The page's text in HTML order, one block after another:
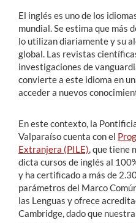
English
El inglés es uno de los
mundial. Se estima que más
lo utilizan diariamente y su
global. Las revistas
investigaciones de
convierte a este idioma en
acceder a nuevos
En este contexto, la
Valparaíso cuenta con el
Extranjera (PILE) , que tiene
dicta cursos de inglés al
y ha certificado a más de
parámetros del Marco
las Lenguas y ofrece
Cambridge, dado que